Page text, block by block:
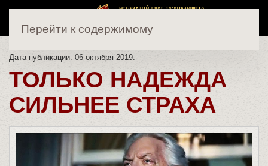
Перейти к содержимому
Дата публикации: 06 октября 2019.
ТОЛЬКО НАДЕЖДА
СИЛЬНЕЕ СТРАХА